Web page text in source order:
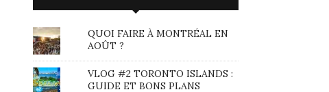
QUOI FAIRE À MONTRÉAL EN
AOÛT ?
VLOG #2 TORONTO ISLANDS :
GUIDE ET BONS PLANS